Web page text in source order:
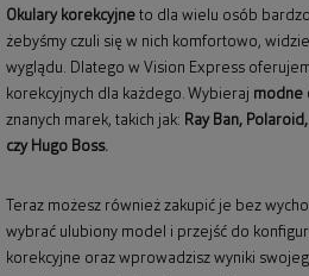
Okulary korekcyjne to dla wielu osób
żebyśmy czuli się w nich komfortowo,
wyglądu. Dlatego w Vision Express
korekcyjnych dla każdego. Wybieraj modne
znanych marek, takich jak: Ray Ban, Polaroid
czy Hugo Boss.
Teraz możesz również zakupić je bez
wybrać ulubiony model i przejść do
korekcyjne oraz wprowadzisz wyniki